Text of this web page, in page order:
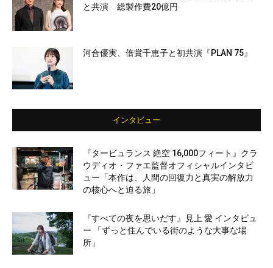
と共演 総製作費20億円
河合優実、倍賞千恵子と初共演『PLAN 75』
インタビュー
『タービュランス 絶空 16,000フィート』クラ
ウディオ・ファエ監督オフィシャルインタビ
ュー「本作は、人間の回復力と真実の解放力
の核心へと迫る旅」
『すべての夜を思いだす』見上 愛 インタビュ
ー 「ずっと住んでいる街のような大事な場
所」